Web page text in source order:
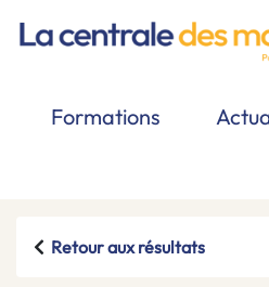
Formations
Retour aux résultats